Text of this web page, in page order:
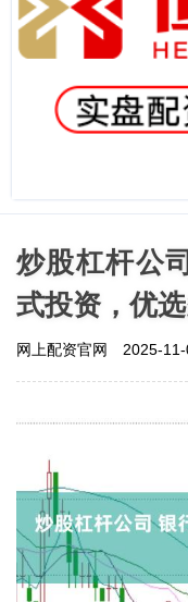
炒股杠杆公
式投资，优
网上配资官网 2025-